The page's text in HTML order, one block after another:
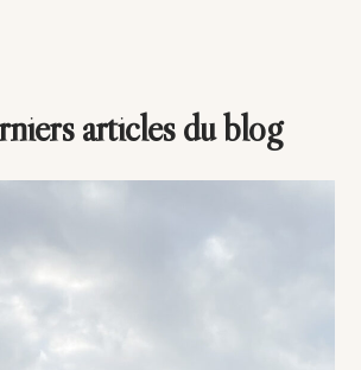
articles du blog